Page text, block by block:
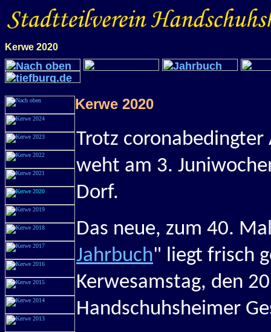
Kerwe 2020
Kerwe 2020
Trotz
weht am 3.
Dorf.
Das neue, zum 40.
Jahrbuch" liegt frisch
Kerwesamstag, den
Handschuhsheimer